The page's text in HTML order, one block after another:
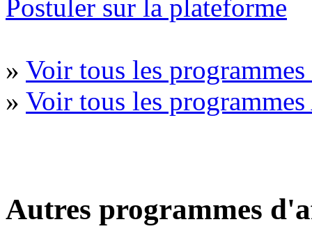
Postuler sur la plateforme
» Voir tous les
» Voir tous les
Autres programmes